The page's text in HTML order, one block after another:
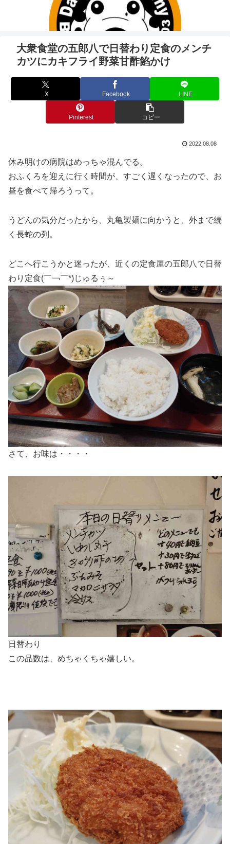
大衆食堂の五郎八で日替わり定食のメンチ
カツにカキフライ野菜甘酢餡かけ
X Facebook LINE
Pinterest コピー
2022.08.08
休み明けの病院はめっちゃ混んでる。
おふくろを迎えに行く時間が、すごく遅くなったので、お
昼を食べて帰ろうって。
うどんの気分だったから、丸亀製麺に向かうと、外まで続
く長蛇の列。
どこへ行こうかと迷ったが、近くの定食屋の五郎八で日替
わり定食(￣￢￣*)じゅるぅ～
さて、お味は・・・・
日替わり
この品数は、めちゃくちゃ嬉しい。